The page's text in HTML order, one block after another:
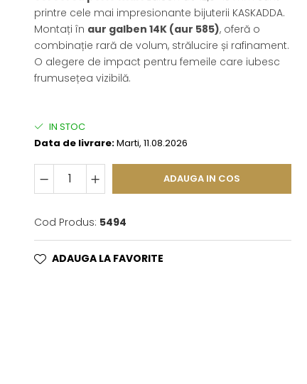
printre cele mai impresionante bijuterii KASKADDA.
Montați în aur galben 14K (aur 585), oferă o
combinație rară de volum, strălucire și rafinament.
O alegere de impact pentru femeile care iubesc
frumusețea vizibilă.
IN STOC
Data de livrare:Marti, 11.08.2026
ADAUGA IN COS
Cod Produs: 5494
ADAUGA LA FAVORITE